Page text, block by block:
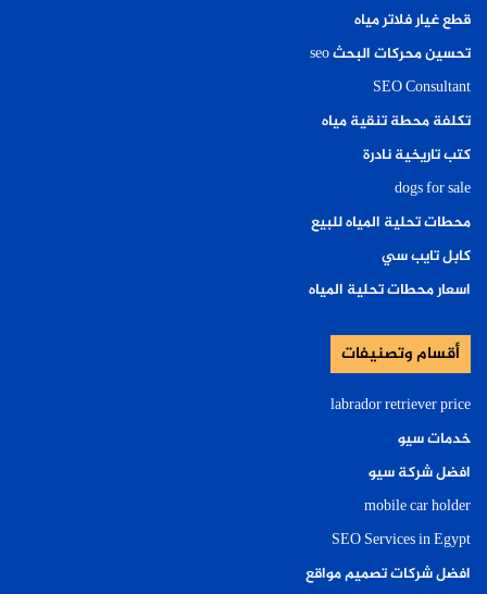
قطع غيار فلاتر مياه
تحسين محركات البحث seo
SEO Consultant
تكلفة محطة تنقية مياه
كتب تاريخية نادرة
dogs for sale
محطات تحلية المياه للبيع
كابل تايب سي
اسعار محطات تحلية المياه
أقسام وتصنيفات
labrador retriever price
خدمات سيو
افضل شركة سيو
mobile car holder
SEO Services in Egypt
افضل شركات تصميم مواقع